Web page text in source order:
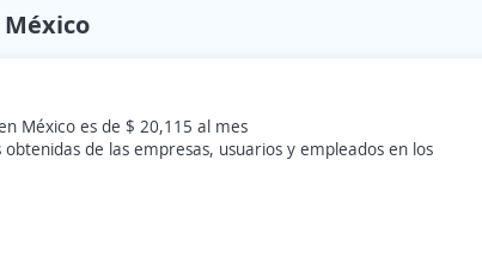
México es de $ 20,115 al mes
de las empresas, usuarios y empleados en los